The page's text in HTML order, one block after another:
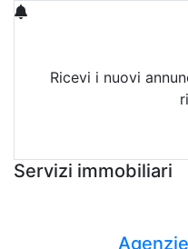
Ricevi i nuovi
Servizi immobiliari